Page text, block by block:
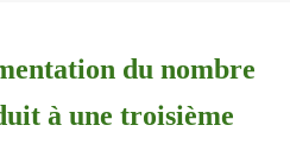
du nombre
à une troisième